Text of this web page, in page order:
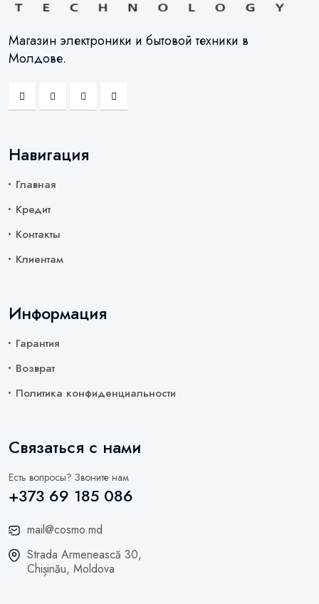
Магазин электроники и бытовой техники в
Молдове.
Навигация
Главная
Кредит
Контакты
Клиентам
Информация
Гарантия
Возврат
Политика конфиденциальности
Связаться с нами
Есть вопросы? Звоните нам
+373 69 185 086
mail@cosmo.md
Strada Armenească 30,
Chișinău, Moldova